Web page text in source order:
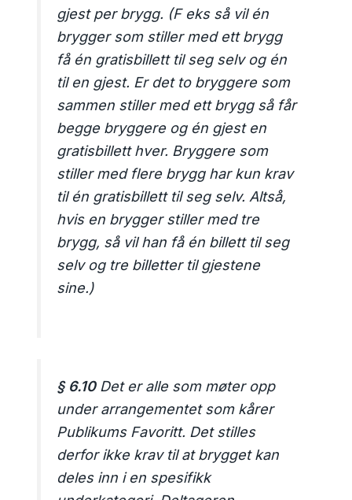
gjest per brygg. (F eks så vil én
brygger som stiller med ett brygg
få én gratisbillett til seg selv og én
til en gjest. Er det to bryggere som
sammen stiller med ett brygg så får
begge bryggere og én gjest en
gratisbillett hver. Bryggere som
stiller med flere brygg har kun krav
til én gratisbillett til seg selv. Altså,
hvis en brygger stiller med tre
brygg, så vil han få én billett til seg
selv og tre billetter til gjestene
sine.)
§ 6.10Det er alle som møter opp
under arrangementet som kårer
Publikums Favoritt. Det stilles
derfor ikke krav til at brygget kan
deles inn i en spesifikk